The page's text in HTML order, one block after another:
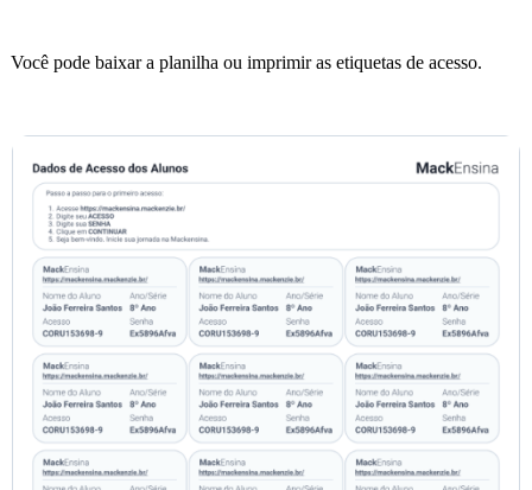
Você pode baixar a planilha ou imprimir as etiquetas de acesso.